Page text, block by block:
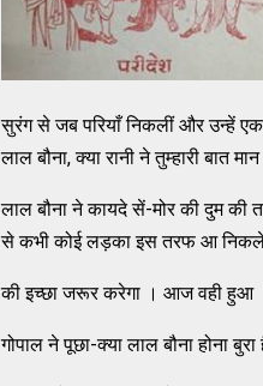
सुरंग से जब परियाँ निकलीं और उन्हें
लाल बौना, क्या रानी ने तुम्हारी बात
लाल बौना ने कायदे सें-मोर की दुम की
से कभी कोई लड़का इस तरफ आ
की इच्छा जरूर करेगा । आज वही हुआ
गोपाल ने पूछा-क्या लाल बौना होना